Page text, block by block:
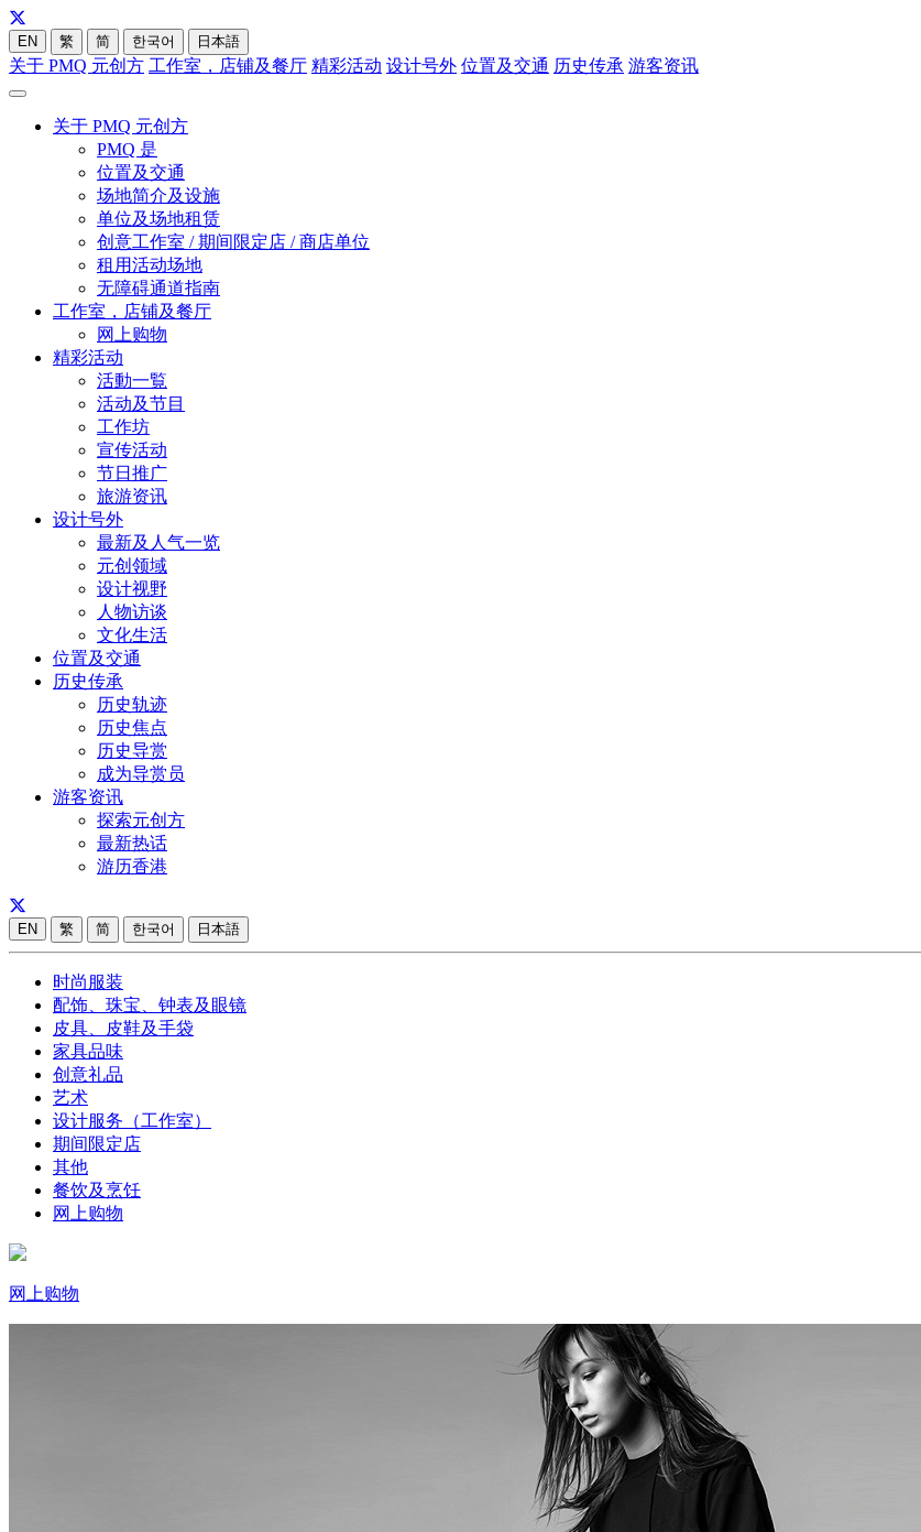
EN 繁 简 한국어 日本語
关于 PMQ 元创方 工作室，店铺及餐厅 精彩活动 设计号外 位置及交通 历史传承 游客资讯
关于 PMQ 元创方
PMQ 是
位置及交通
场地简介及设施
单位及场地租赁
创意工作室 / 期间限定店 / 商店单位
租用活动场地
无障碍通道指南
工作室，店铺及餐厅
网上购物
精彩活动
活動一覧
活动及节目
工作坊
宣传活动
节日推广
旅游资讯
设计号外
最新及人气一览
元创领域
设计视野
人物访谈
文化生活
位置及交通
历史传承
历史轨迹
历史焦点
历史导赏
成为导赏员
游客资讯
探索元创方
最新热话
游历香港
EN 繁 简 한국어 日本語
时尚服装
配饰、珠宝、钟表及眼镜
皮具、皮鞋及手袋
家具品味
创意礼品
艺术
设计服务（工作室）
期间限定店
其他
餐饮及烹饪
网上购物
网上购物